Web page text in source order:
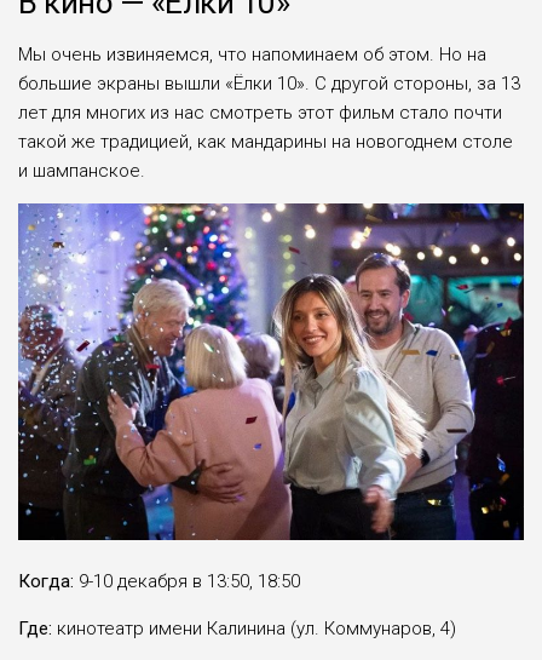
Мы очень извиняемся, что напоминаем об этом. Но на
большие экраны вышли «Ёлки 10». С другой стороны, за 13
лет для многих из нас смотреть этот фильм стало почти
такой же традицией, как мандарины на новогоднем столе
и шампанское.
Когда: 9-10 декабря в 13:50, 18:50
Где: кинотеатр имени Калинина (ул. Коммунаров, 4)